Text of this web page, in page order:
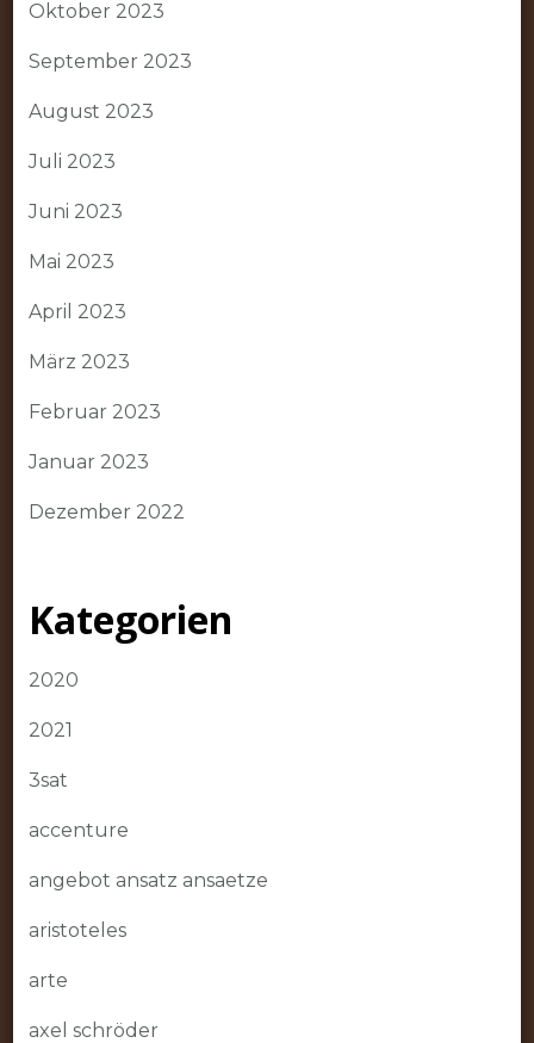
Oktober 2023
September 2023
August 2023
Juli 2023
Juni 2023
Mai 2023
April 2023
März 2023
Februar 2023
Januar 2023
Dezember 2022
Kategorien
2020
2021
3sat
accenture
angebot ansatz ansaetze
aristoteles
arte
axel schröder